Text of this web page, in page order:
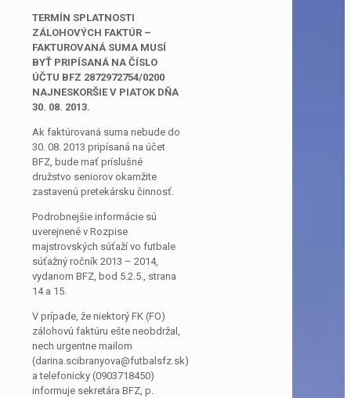
TERMÍN SPLATNOSTI
ZÁLOHOVÝCH FAKTÚR –
FAKTUROVANÁ SUMA MUSÍ
BYŤ PRIPÍSANÁ NA ČÍSLO
ÚČTU BFZ 2872972754/0200
NAJNESKORŠIE V PIATOK DŇA
30. 08. 2013.
Ak faktúrovaná suma nebude do
30. 08. 2013 pripísaná na účet
BFZ, bude mať príslušné
družstvo seniorov okamžite
zastavenú pretekársku činnosť.
Podrobnejšie informácie sú
uverejnené v Rozpise
majstrovských súťaží vo futbale
súťažný ročník 2013 – 2014,
vydanom BFZ, bod 5.2.5., strana
14 a 15.
V prípade, že niektorý FK (FO)
zálohovú faktúru ešte neobdržal,
nech urgentne mailom
(darina.scibranyova@futbalsfz.sk)
a telefonicky (0903718450)
informuje sekretára BFZ, p.